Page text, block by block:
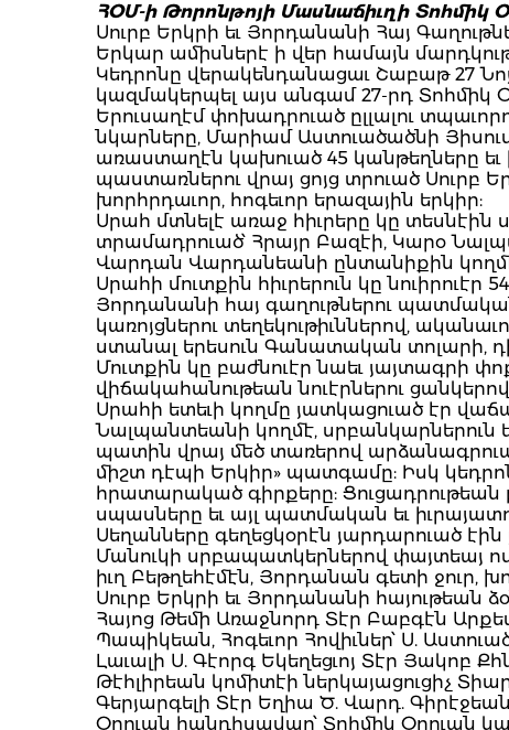
ՀՕՄ-ի Թորոնթոյի Մասնաճիւղի Տոհմիկ
Սուրբ Երկրի եւ Յորդանանի Հայ
Երկար ամիսներէ ի վեր համայն
Կեդրոնը վերակենդանացաւ Շաբաթ 27
կազմակերպել այս անգամ 27-րդ Տոհմիկ
Երուսաղէմ փոխադրուած ըլլալու
նկարները, Մարիամ Աստուածածնի
առաստաղէն կախուած 45 կանթեղները եւ
պաստառներու վրայ ցոյց տրուած Սուրբ
խորհրդաւոր, հոգեւոր երազային երկիր:
Սրահ մտնելէ առաջ հիւրերը կը տեսնէին
տրամադրուած՝ Հրայր Բազէի, Կարօ
Վարդան Վարդանեանի ընտանիքին
Սրահի մուտքին հիւրերուն կը նուիրուէր
Յորդանանի հայ գաղութներու պատմական
կառոյցներու տեղեկութիւններով,
ստանալ երեսուն Գանատական տոլարի,
Մուտքին կը բաժնուէր նաեւ յայտագրի
վիճակահանութեան նուէրներու
Սրահի ետեւի կողմը յատկացուած էր
Նալպանտեանի կողմէ, սրբանկարներուն
պատին վրայ մեծ տառերով արձանագրուած
միշտ դէպի Երկիր» պատգամը: Իսկ
հրատարակած գիրքերը: Ցուցադրութեան
սպասները եւ այլ պատմական եւ
Սեղանները գեղեցկօրէն յարդարուած
Մանուկի սրբապատկերներով փայտեայ
իւղ Բեթղեհէմէն, Յորդանան գետի ջուր,
Սուրբ Երկրի եւ Յորդանանի հայութեան
Հայոց Թեմի Առաջնորդ Տէր Բաբգէն
Պապիկեան, Հոգեւոր Հովիւներ՝ Ս.
Լաւալի Ս. Գէորգ Եկեղեցւոյ Տէր Յակոբ
Թէհլիրեան կոմիտէի ներկայացուցիչ Տիար
Գերյարգելի Տէր Եղիա Ծ. Վարդ.
Օրուան հանդիսավար՝ Տոհմիկ Օրուան